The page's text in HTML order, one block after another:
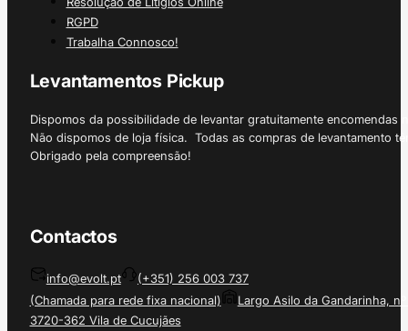
RGPD
Trabalha Connosco!
Levantamentos Pickup
Dispomos da possibilidade de levantar gratuitamente
Não dispomos de loja física. Todas as compras de levantamento
Obrigado pela compreensão!
Contactos
info@evolt.pt
(+351) 256 003 737
(Chamada para rede fixa nacional)
Largo Asilo da Gandarinha, nº
3720-362 Vila de Cucujães